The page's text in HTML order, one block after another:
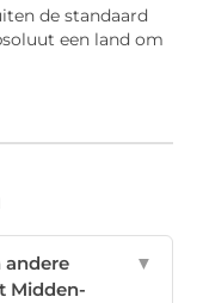
de standaard
een land om
andere
Midden-
▼